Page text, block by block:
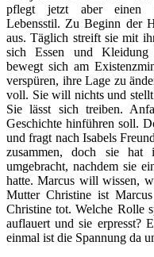
pflegt jetzt aber einen
Lebensstil. Zu Beginn der
aus. Täglich streift sie mit
sich Essen und Kleidung
bewegt sich am
verspüren, ihre Lage zu
voll. Sie will nichts und
Sie lässt sich treiben.
Geschichte hinführen soll.
und fragt nach Isabels
zusammen, doch sie hat
umgebracht, nachdem sie
hatte. Marcus will wissen,
Mutter Christine ist
Christine tot. Welche Rolle
auflauert und sie erpresst?
einmal ist die Spannung da